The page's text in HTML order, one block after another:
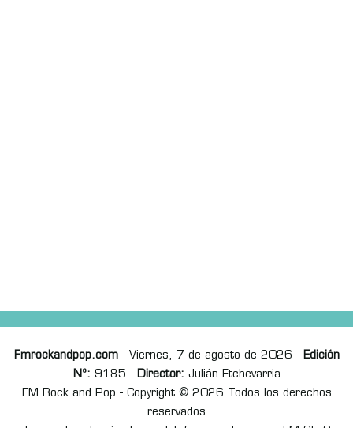
Fmrockandpop.com- Viernes, 7 de agosto de 2026 - Edición
Nº: 9185 - Director: Julián Etchevarria
FM Rock and Pop - Copyright © 2026 Todos los derechos
reservados